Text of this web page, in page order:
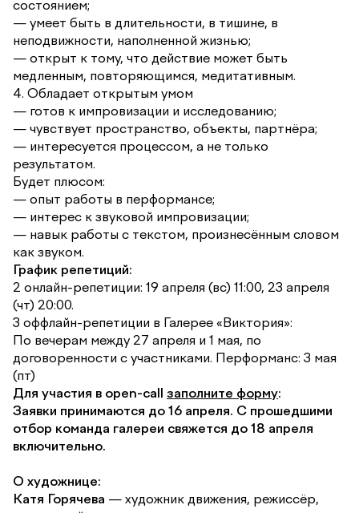
состоянием;
— умеет быть в длительности, в тишине, в
неподвижности, наполненной жизнью;
— открыт к тому, что действие может быть
медленным, повторяющимся, медитативным.
4. Обладает открытым умом
— готов к импровизации и исследованию;
— чувствует пространство, объекты, партнёра;
— интересуется процессом, а не только
результатом.
Будет плюсом:
— опыт работы в перформансе;
— интерес к звуковой импровизации;
— навык работы с текстом, произнесённым словом
как звуком.
График репетиций:
2 онлайн-репетиции: 19 апреля (вс) 11:00, 23 апреля
(чт) 20:00.
3 оффлайн-репетиции в Галерее «Виктория»:
По вечерам между 27 апреля и 1 мая, по
договоренности с участниками. Перформанс: 3 мая
(пт)
Для участия в open-call заполните форму:
Заявки принимаются до 16 апреля. С прошедшими
отбор команда галереи свяжется до 18 апреля
включительно.
О художнице:
Катя Горячева — художник движения, режиссёр,